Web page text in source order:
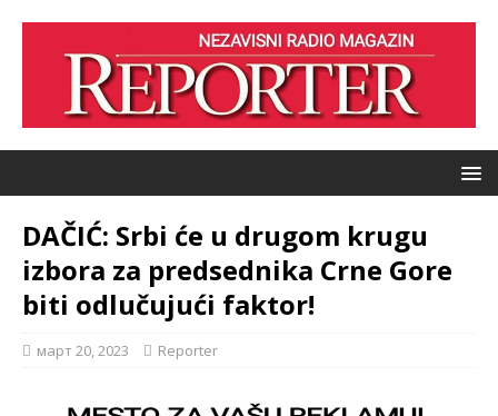
DAČIĆ: Srbi će u drugom krugu
izbora za predsednika Crne Gore
biti odlučujući faktor!
март 20, 2023 Reporter